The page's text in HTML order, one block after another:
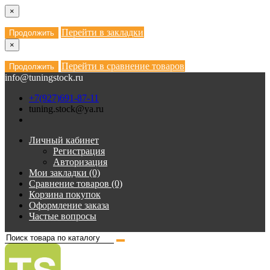
×
Продолжить Перейти в закладки
×
Продолжить
Перейти в сравнение товаров
info@tuningstock.ru
+7(927)691-87-11
tuning.stock@ya.ru
Личный кабинет
Регистрация
Авторизация
Мои закладки (0)
Сравнение товаров (0)
Корзина покупок
Оформление заказа
Частые вопросы